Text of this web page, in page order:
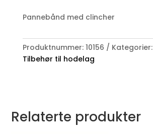
Pannebånd med clincher
Produktnummer: 10156 Kategorier:
Tilbehør til hodelag
Relaterte produkter